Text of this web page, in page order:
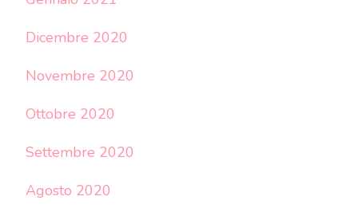
Dicembre 2020
Novembre 2020
Ottobre 2020
Settembre 2020
Agosto 2020